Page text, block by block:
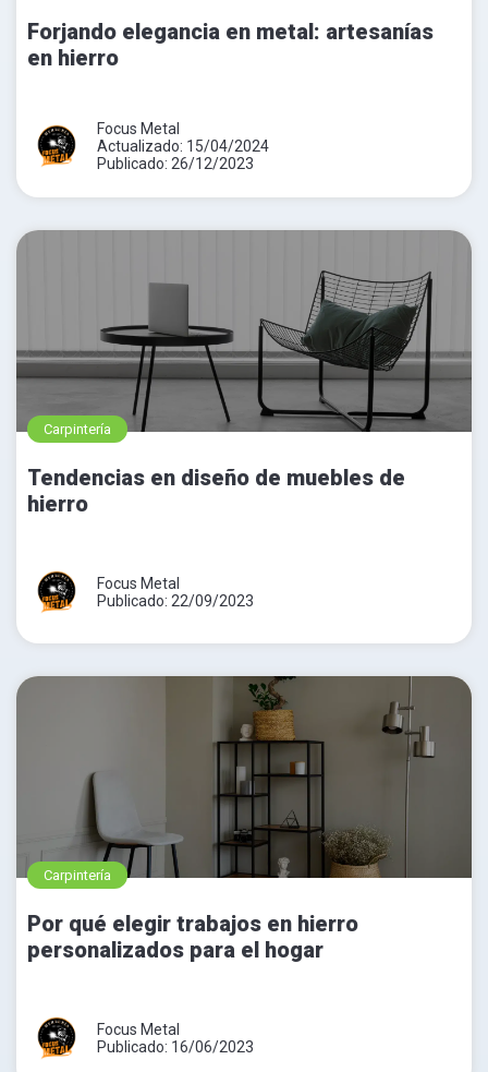
Forjando elegancia en metal: artesanías
en hierro
Focus Metal
Actualizado: 15/04/2024
Publicado: 26/12/2023
Carpintería
Tendencias en diseño de muebles de
hierro
Focus Metal
Publicado: 22/09/2023
Carpintería
Por qué elegir trabajos en hierro
personalizados para el hogar
Focus Metal
Publicado: 16/06/2023